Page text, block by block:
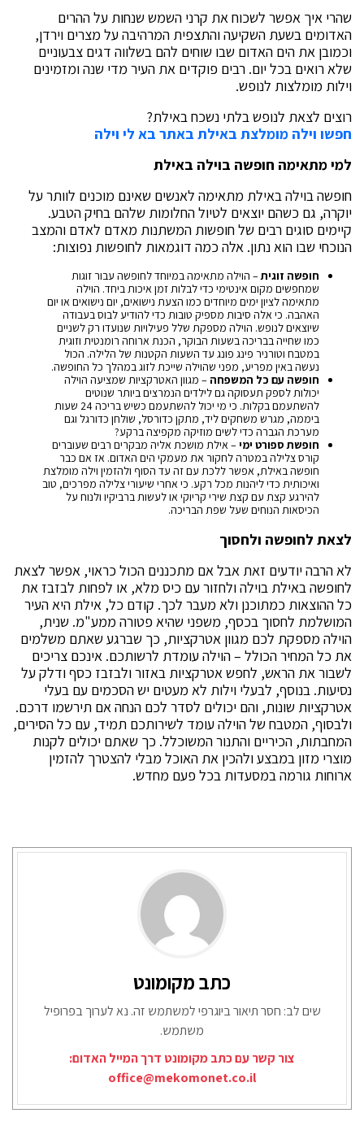
שהרי איך אפשר לשכוח את קרני השמש שנחות על ההרים
האדומים בשעת השקיעה והתצפית המרהיבה על מצרים וירדן,
וכמובן את הים האדום שבו שוחים להם בשלווה דגים צבעוניים
שלא רואים בכל יום. רבים פוקדים את העיר מדי שנה ומזמינים
וילות מומלצות לנופש.
רוצים לצאת לנופש בלתי נשכח באילת?
חפשו וילה מומלצת באילת באתר בא לי וילה
למי מתאימה חופשה בוילה באילת
חופשה בוילה באילת מתאימה לאנשים שאינם מוכנים לוותר על
יוקרה, גם כשהם יוצאים לטיול החלומות שלהם בחיק הטבע.
קיימים סוגים רבים של חופשות המשתנות מאדם לאדם והמצב
הנוכחי שבו הוא נתון. אלה כמה דוגמאות לחופשות נפוצות:
חופשה זוגית– הוילה מתאימה במיוחד לחופשה עבור זוגות
שמחפשים מקום אינטימי כדי לבלות זמן איכות ביחד. הוילה
מתאימה לציון ימים מיוחדים כמו הצעת נישואים, יום נישואים או יום
האהבה. כי אלה סיבות מספיק טובות כדי להודיע לבוס בעבודה
שיוצאים לנופש. הוילה מספקת שלל פעילויות שנועדו רק לשניים
כמו שחייה בבריכה בשעות הבוקר, הכנת ארוחה רומנטית וזוגית
במטבח וטורניר פינג פונג עד השעות הקטנות של הלילה. הכול
נעשה באין מפריע, מפני שהוילה שייכת לזוג במהלך כל החופשה.
חופשה עם כל המשפחה – מגוון האטרקציות שמציעה הוילה
יכולות לספק תעסוקה גם לילדים הנמרצים ביותר שנוטים
להשתעמם בקלות. כי מי יכול להשתעמם כשיש בריכה 24 שעות
ביממה, מגרש משחקים ליד, מתקן כדורסל, שולחן כדורגל וגם
מערכת הגברה כדי לשים מוזיקה מקפיצה ברקע?
חופשת ספורט ימי– אילת מושכת אליה מבקרים רבים שעוברים
קורס צלילה במטרה לחקור את מעמקי הים האדום. אז אם כבר
חופשה באילת, אפשר ללכת עם זה עד הסוף ולהזמין וילה מומלצת
ואיכותית כדי ליהנות מכל רקע. כי אחרי שיעורי צלילה מפרכים, טוב
להירגע קצת עם קצת שירי קריוקי או לעשות ברביקיו ולנוח על
הכיסאות הנוחים שעל שפת הבריכה.
לצאת לחופשה ולחסוך
לא הרבה יודעים זאת אבל אם מתכננים הכול כראוי, אפשר לצאת
לחופשה באילת בוילה ולחזור עם כיס מלא, או לפחות לבזבז את
כל ההוצאות כמתוכנן ולא מעבר לכך. קודם כל, אילת היא העיר
המושלמת לחסוך בכסף, משפני שהיא פטורה ממע"מ. שנית,
הוילה מספקת לכם מגוון אטרקציות, כך שברגע שאתם משלמים
את כל המחיר הכולל – הוילה עומדת לרשותכם. אינכם צריכים
לשבור את הראש, לחפש אטרקציות באזור ולבזבז כסף ודלק על
נסיעות. בנוסף, לבעלי וילות לא מעטים יש הסכמים עם בעלי
אטרקציות שונות, והם יכולים לסדר לכם הנחה אם תירשמו דרכם.
ולבסוף, המטבח של הוילה עומד לשירותכם תמיד, עם כל הסירים,
המחבתות, הכיריים והתנור המשוכלל. כך שאתם יכולים לקנות
מוצרי מזון במבצע ולהכין את האוכל מבלי להצטרך להזמין
ארוחות גורמה במסעדות בכל פעם מחדש.
כתב מקומונט
שים לב: חסר תיאור ביוגרפי למשתמש זה. נא לערוך בפרופיל
משתמש.
צור קשר עם כתב מקומונט דרך המייל האדום:
office@mekomonet.co.il